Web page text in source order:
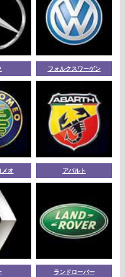
フォルクスワーゲン
メオ アバルト
ランドローバー